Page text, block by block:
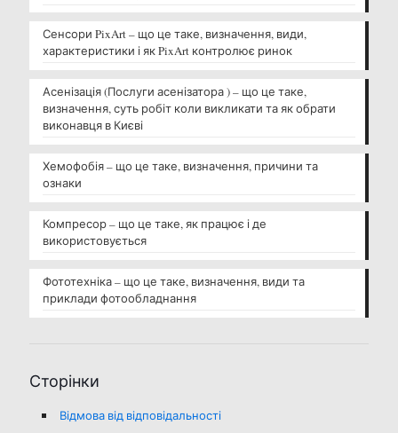
Сенсори PixArt – що це таке, визначення, види,
характеристики і як PixArt контролює ринок
Асенізація (Послуги асенізатора ) – що це таке,
визначення, суть робіт коли викликати та як обрати
виконавця в Києві
Хемофобія – що це таке, визначення, причини та
ознаки
Компресор – що це таке, як працює і де
використовується
Фототехніка – що це таке, визначення, види та
приклади фотообладнання
Сторінки
Відмова від відповідальності